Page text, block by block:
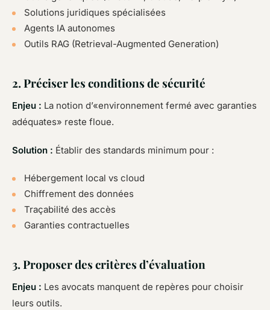
Solutions juridiques spécialisées
Agents IA autonomes
Outils RAG (Retrieval-Augmented Generation)
2. Préciser les conditions de sécurité
Enjeu : La notion d’«environnement fermé avec garanties
adéquates» reste floue.
Solution : Établir des standards minimum pour :
Hébergement local vs cloud
Chiffrement des données
Traçabilité des accès
Garanties contractuelles
3. Proposer des critères d’évaluation
Enjeu : Les avocats manquent de repères pour choisir
leurs outils.